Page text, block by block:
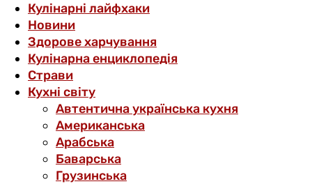
Кулінарні лайфхаки
Новини
Здорове харчування
Кулінарна енциклопедія
Страви
Кухні світу
Автентична українська кухня
Американська
Арабська
Баварська
Грузинська